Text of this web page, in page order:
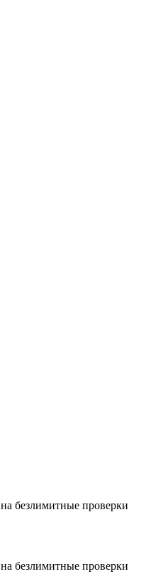
на безлимитные проверки
на безлимитные проверки